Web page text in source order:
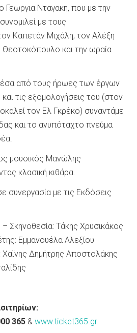
Γεωργια Νταγακη, που με την
με τους
Καπετάν Μιχάλη, τον Αλέξη
και την ωραία
από τους ήρωες των έργων
τις εξομολογήσεις του (στον
τον Ελ Γκρέκο) συναντάμε
και το ανυπόταχτο πνεύμα
μουσικός Μανώλης
κλασική κιθάρα.
συνεργασία με τις Εκδόσεις
Σκηνοθεσία: Τάκης Χρυσικάκος
Εμμανουέλα Αλεξίου
Χαϊνης Δημήτρης Αποστολάκης
365 & www.ticket365.gr